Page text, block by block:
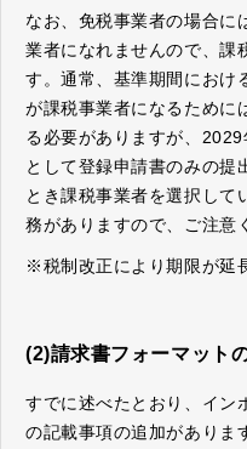
なお、免税事業者の場合に
業者になれませんので、課
す。通常、基準期間におけ
が課税事業者になるために
る必要がありますが、
として登録申請書のみの提
とき課税事業者を選択して
務がありますので、ご注意
※税制改正により期限が延
(2)請求書フォーマット
すでに述べたとおり、イン
の記載事項の追加がありま